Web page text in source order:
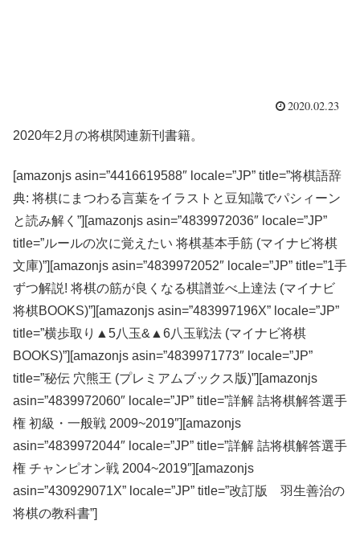
2020.02.23
2020年2月の将棋関連新刊書籍。
[amazonjs asin=”4416619588″ locale=”JP” title=”将棋語辞
典: 将棋にまつわる言葉をイラストと豆知識でパシィーン
と読み解く”][amazonjs asin=”4839972036″ locale=”JP”
title=”ルールの次に覚えたい 将棋基本手筋 (マイナビ将棋
文庫)”][amazonjs asin=”4839972052″ locale=”JP” title=”1手
ずつ解説! 将棋の筋が良くなる棋譜並べ上達法 (マイナビ
将棋BOOKS)”][amazonjs asin=”483997196X” locale=”JP”
title=”横歩取り▲5八玉&▲6八玉戦法 (マイナビ将棋
BOOKS)”][amazonjs asin=”4839971773″ locale=”JP”
title=”秘伝 穴熊王 (プレミアムブックス版)”][amazonjs
asin=”4839972060″ locale=”JP” title=”詳解 詰将棋解答選手
権 初級・一般戦 2009~2019″][amazonjs
asin=”4839972044″ locale=”JP” title=”詳解 詰将棋解答選手
権 チャンピオン戦 2004~2019″][amazonjs
asin=”430929071X” locale=”JP” title=”改訂版 羽生善治の
将棋の教科書”]